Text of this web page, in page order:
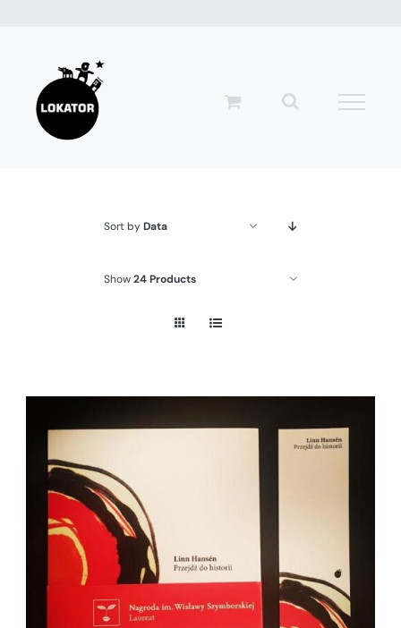
zawartości
Sort byData
Show24 Products
DODAJ DO KOSZYKA / SZCZEGÓŁY